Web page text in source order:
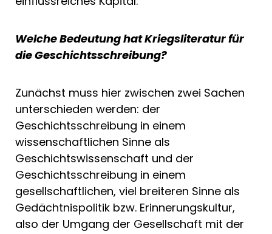
Welche Bedeutung hat Kriegsliteratur für
die Geschichtsschreibung?
Zunächst muss hier zwischen zwei Sachen
unterschieden werden: der
Geschichtsschreibung in einem
wissenschaftlichen Sinne als
Geschichtswissenschaft und der
Geschichtsschreibung in einem
gesellschaftlichen, viel breiteren Sinne als
Gedächtnispolitik bzw. Erinnerungskultur,
also der Umgang der Gesellschaft mit der